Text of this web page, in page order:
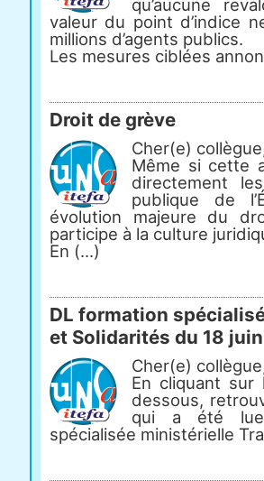
qu’aucune
valeur du point d’indice
millions d’agents publics.
Les mesures ciblées
Droit de grève
Cher(e)
Même si cette
directement
publique de
évolution majeure du
participe à la culture
En (...)
DL formation
et Solidarités du 18
Cher(e)
En cliquant sur
dessous,
qui a été
spécialisée ministérielle